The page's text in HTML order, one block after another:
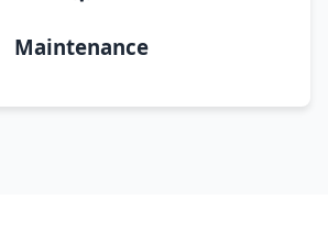
Maintenance